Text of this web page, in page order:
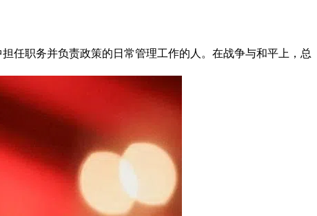
任职务并负责政策的日常管理工作的人。在战争与和平上，总